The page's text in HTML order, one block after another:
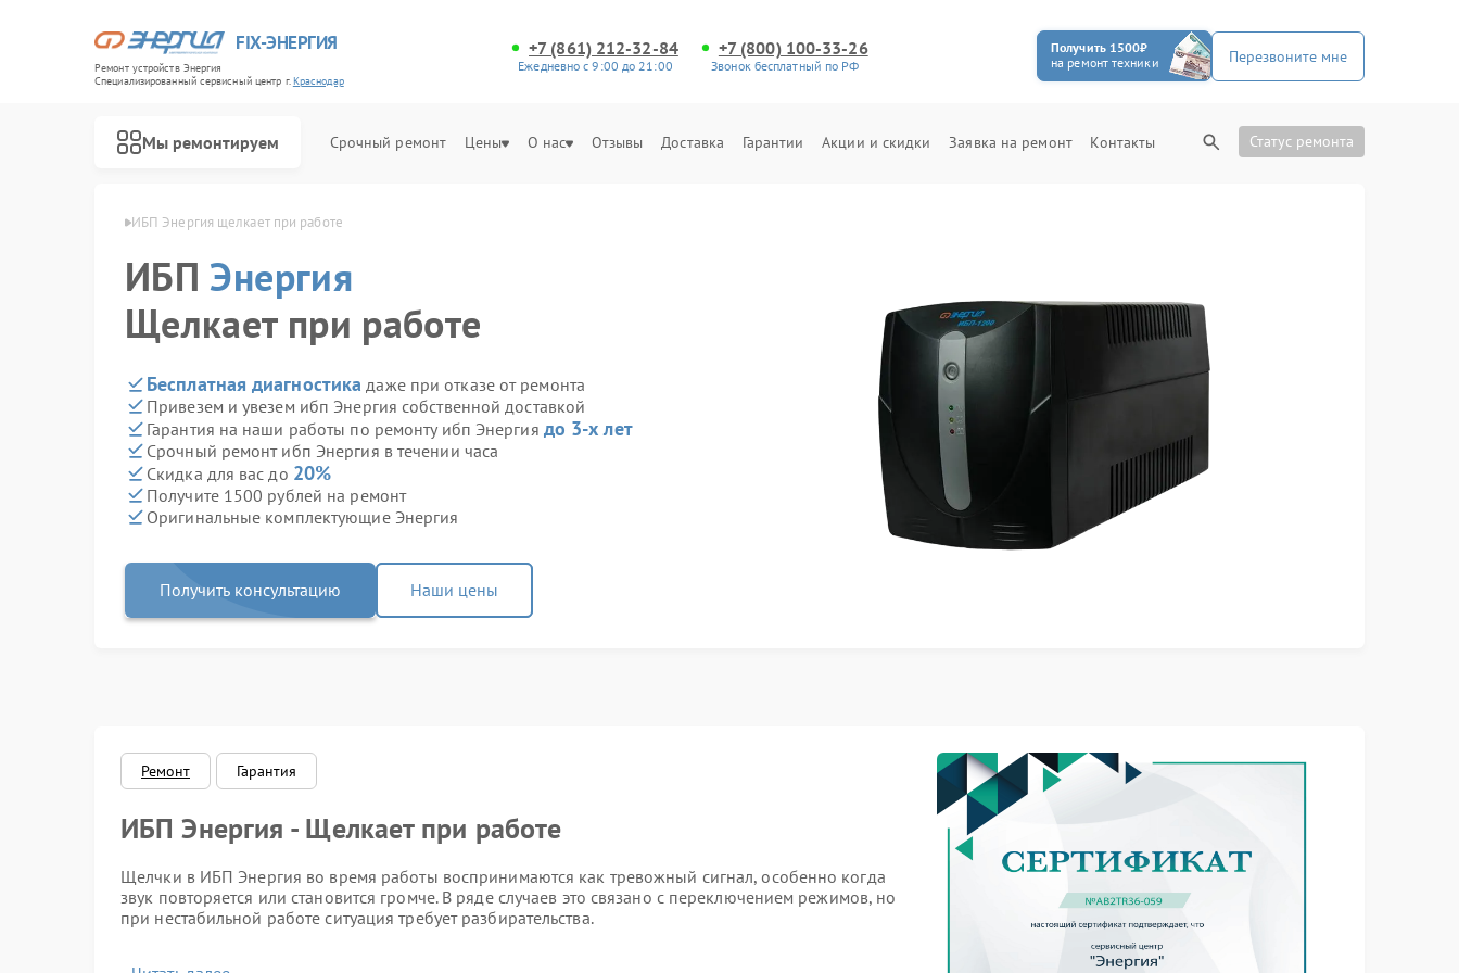
FIX-ЭНЕРГИЯ
Ремонт устройств Энергия
Специализированный cервисный центр г.Краснодар
+7 (861) 212-32-84
Ежедневно с 9:00 до 21:00
+7 (800) 100-33-26
Звонок бесплатный по РФ
Получить 1500₽
на ремонт техники
Перезвоните мне
Мы ремонтируем Срочный ремонт Цены О нас Отзывы Доставка Гарантии Акции и скидки Заявка на ремонт Контакты Статус ремонта
ИБП Энергия щелкает при работе
ИБПЭнергия
Щелкает при работе
Бесплатная диагностика даже при отказе от ремонта
Привезем и увезем ибп Энергия собственной доставкой
Гарантия на наши работы по ремонту ибп Энергия до 3-х лет
Срочный ремонт ибп Энергия в течении часа
Скидка для вас до 20%
Получите 1500 рублей на ремонт
Оригинальные комплектующие Энергия
Получить консультацию Наши цены
Ремонт Гарантия
ИБП Энергия - Щелкает при работе
Щелчки в ИБП Энергия во время работы воспринимаются как тревожный сигнал, особенно когда
звук повторяется или становится громче. В ряде случаев это связано с переключением режимов, но
при нестабильной работе ситуация требует разбирательства.
Основные признаки